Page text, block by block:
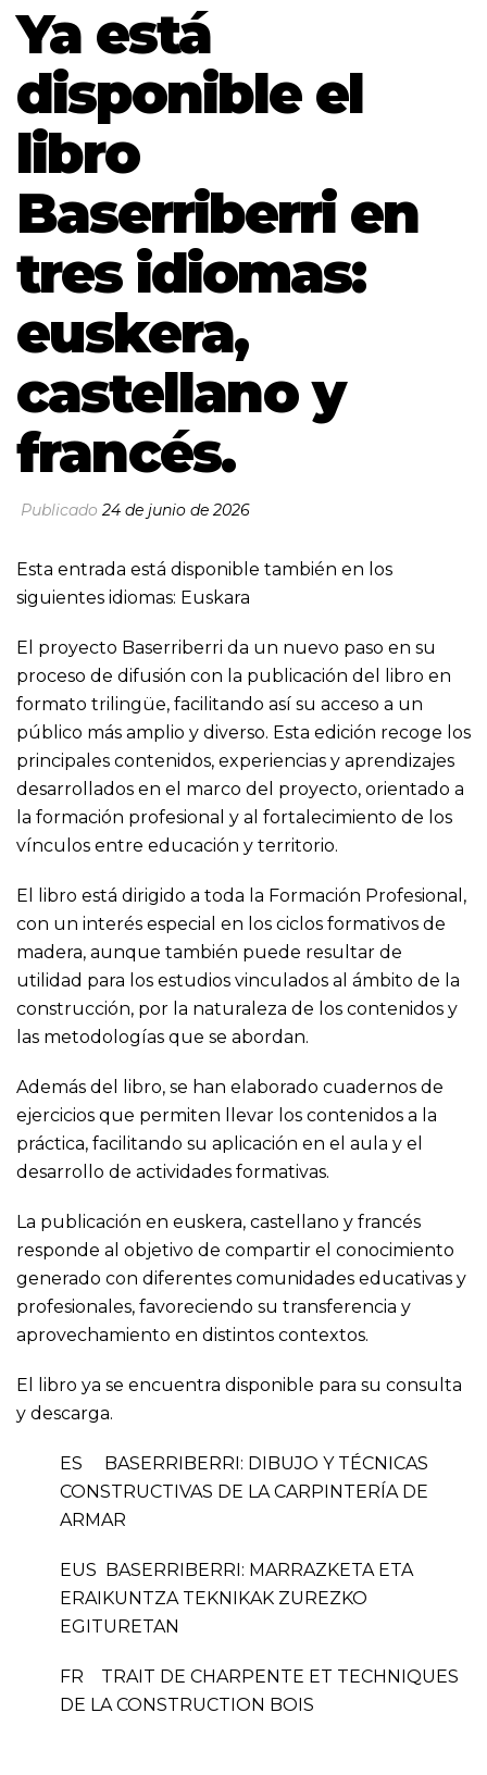
Ya está
disponible el
libro
Baserriberri en
tres idiomas:
euskera,
castellano y
francés.
Publicado24 de junio de 2026
Esta entrada está disponible también en los
siguientes idiomas: Euskara
El proyecto Baserriberri da un nuevo paso en su
proceso de difusión con la publicación del libro en
formato trilingüe, facilitando así su acceso a un
público más amplio y diverso. Esta edición recoge los
principales contenidos, experiencias y aprendizajes
desarrollados en el marco del proyecto, orientado a
la formación profesional y al fortalecimiento de los
vínculos entre educación y territorio.
El libro está dirigido a toda la Formación Profesional,
con un interés especial en los ciclos formativos de
madera, aunque también puede resultar de
utilidad para los estudios vinculados al ámbito de la
construcción, por la naturaleza de los contenidos y
las metodologías que se abordan.
Además del libro, se han elaborado cuadernos de
ejercicios que permiten llevar los contenidos a la
práctica, facilitando su aplicación en el aula y el
desarrollo de actividades formativas.
La publicación en euskera, castellano y francés
responde al objetivo de compartir el conocimiento
generado con diferentes comunidades educativas y
profesionales, favoreciendo su transferencia y
aprovechamiento en distintos contextos.
El libro ya se encuentra disponible para su consulta
y descarga.
ES
BASERRIBERRI: DIBUJO Y TÉCNICAS
CONSTRUCTIVAS DE LA CARPINTERÍA DE
ARMAR
EUS
BASERRIBERRI: MARRAZKETA ETA
ERAIKUNTZA TEKNIKAK ZUREZKO
EGITURETAN
FR TRAIT DE CHARPENTE ET TECHNIQUES
DE LA CONSTRUCTION BOIS